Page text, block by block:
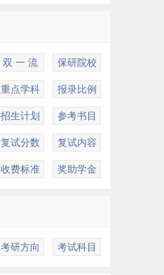
双 一 流 保研院校
重点学科 报录比例
招生计划 参考书目
复试分数 复试内容
收费标准 奖助学金
考研方向 考试科目